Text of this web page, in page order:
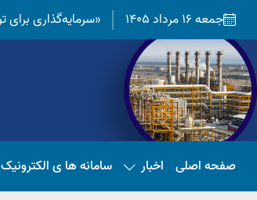
جمعه 16 مرداد 1405 «سرمایه‌گذاری برای
صفحه اصلی اخبار سامانه ها ی الکترونیک